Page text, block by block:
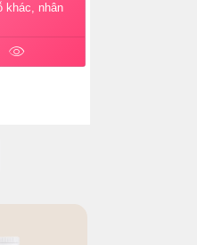
khác, nhân